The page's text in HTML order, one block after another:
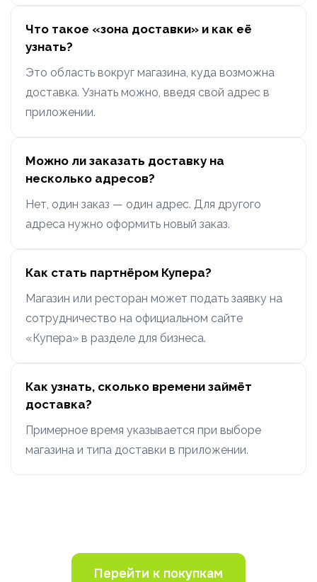
Что такое «зона доставки» и как её
узнать?
Это область вокруг магазина, куда возможна
доставка. Узнать можно, введя свой адрес в
приложении.
Можно ли заказать доставку на
несколько адресов?
Нет, один заказ — один адрес. Для другого
адреса нужно оформить новый заказ.
Как стать партнёром Купера?
Магазин или ресторан может подать заявку на
сотрудничество на официальном сайте
«Купера» в разделе для бизнеса.
Как узнать, сколько времени займёт
доставка?
Примерное время указывается при выборе
магазина и типа доставки в приложении.
Перейти к покупкам